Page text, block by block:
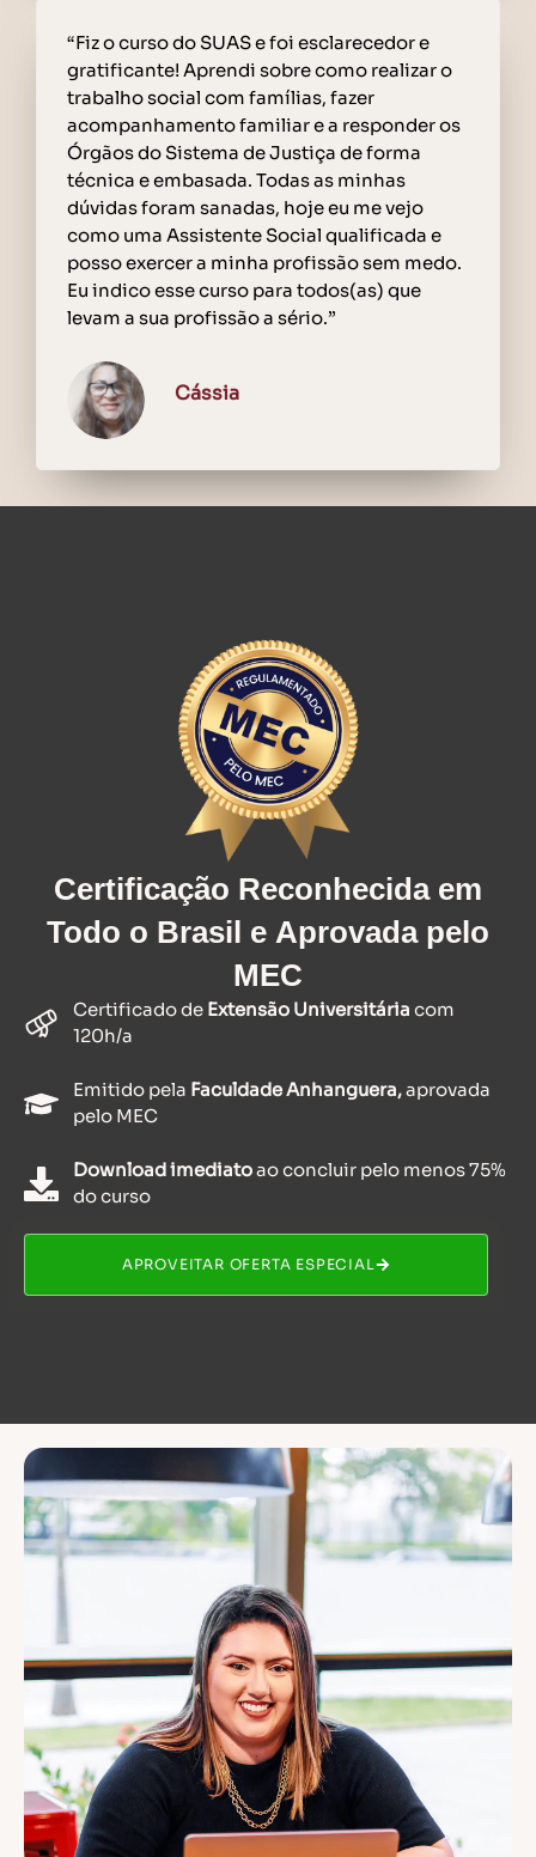
“Fiz o curso do SUAS e foi esclarecedor e
gratificante! Aprendi sobre como realizar o
trabalho social com famílias, fazer
acompanhamento familiar e a responder os
Órgãos do Sistema de Justiça de forma
técnica e embasada. Todas as minhas
dúvidas foram sanadas, hoje eu me vejo
como uma Assistente Social qualificada e
posso exercer a minha profissão sem medo.
Eu indico esse curso para todos(as) que
levam a sua profissão a sério.”
Cássia
Certificação Reconhecidaem
Todo o Brasil e Aprovada pelo
MEC
Certificado de Extensão Universitária com
120h/a
Emitido pela Faculdade Anhanguera,aprovada
pelo MEC
Download imediatoao concluir pelo menos 75%
do curso
APROVEITAR OFERTA ESPECIAL